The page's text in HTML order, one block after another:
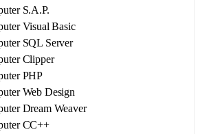
S.A.P.
Visual Basic
SQL Server
Clipper
PHP
Web Design
Dream Weaver
CC++